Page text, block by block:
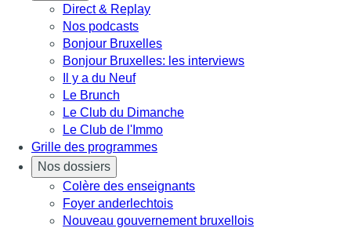
Direct & Replay
Nos podcasts
Bonjour Bruxelles
Bonjour Bruxelles: les interviews
Il y a du Neuf
Le Brunch
Le Club du Dimanche
Le Club de l'Immo
Grille des programmes
Nos dossiers
Colère des enseignants
Foyer anderlechtois
Nouveau gouvernement bruxellois